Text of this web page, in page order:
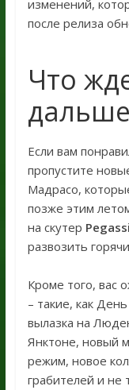
изменений,
после релиза
Что
Если вам
пропустите
Мадрасо,
позже этим
на скутер
развозить
Кроме того, вас
– такие, как
вылазка на
Янктоне, новый
режим, новое
грабителей и не